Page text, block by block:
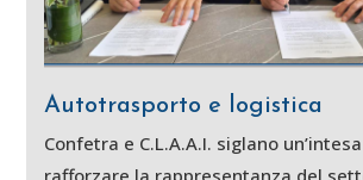
Autotrasporto e logistica
Confetra e C.L.A.A.I. siglano
rafforzare la rappresentanza del